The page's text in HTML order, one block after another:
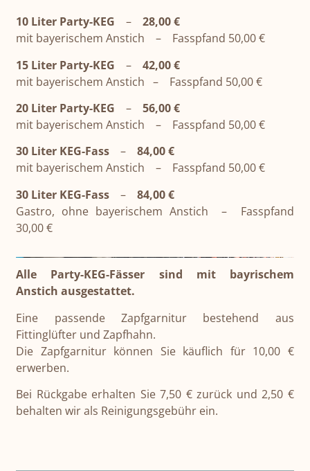
10 Liter Party-KEG –28,00 €
mit bayerischem Anstich – Fasspfand 50,00 €
15 Liter Party-KEG –42,00 €
mit bayerischem Anstich – Fasspfand 50,00 €
20 Liter Party-KEG –56,00 €
mit bayerischem Anstich – Fasspfand 50,00 €
30 Liter KEG-Fass
–
84,00 €
mit bayerischem Anstich – Fasspfand 50,00 €
30 Liter KEG-Fass
–
84,00 €
Gastro, ohne bayerischem Anstich – Fasspfand
30,00 €
Alle Party-KEG-Fässer sind mit bayrischem
Anstich ausgestattet.
Eine passende Zapfgarnitur bestehend aus
Fittinglüfter und Zapfhahn.
Die Zapfgarnitur können Sie käuflich für 10,00 €
erwerben.
Bei Rückgabe erhalten Sie 7,50 € zurück und 2,50 €
behalten wir als Reinigungsgebühr ein.